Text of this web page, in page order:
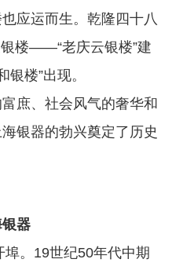
应运而生。乾隆四十八
楼——“老庆云银楼”建
楼”出现。
、社会风气的奢华和
银器的勃兴奠定了历史
器
。19世纪50年代中期